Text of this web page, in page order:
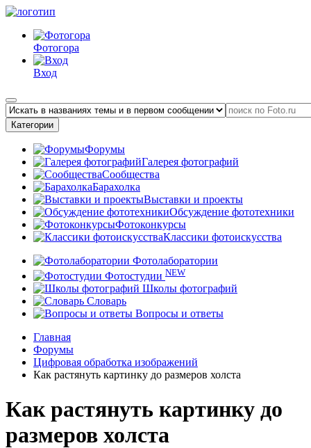
Фотогора
Вход
Категории
Форумы
Галерея фотографий
Сообщества
Барахолка
Выставки и проекты
Обсуждение фототехники
Фотоконкурсы
Классики фотоискусства
Фотолаборатории
Фотостудии NEW
Школы фотографий
Словарь
Вопросы и ответы
Главная
Форумы
Цифровая обработка изображений
Как растянуть картинку до размеров холста
Как растянуть картинку до
размеров холста